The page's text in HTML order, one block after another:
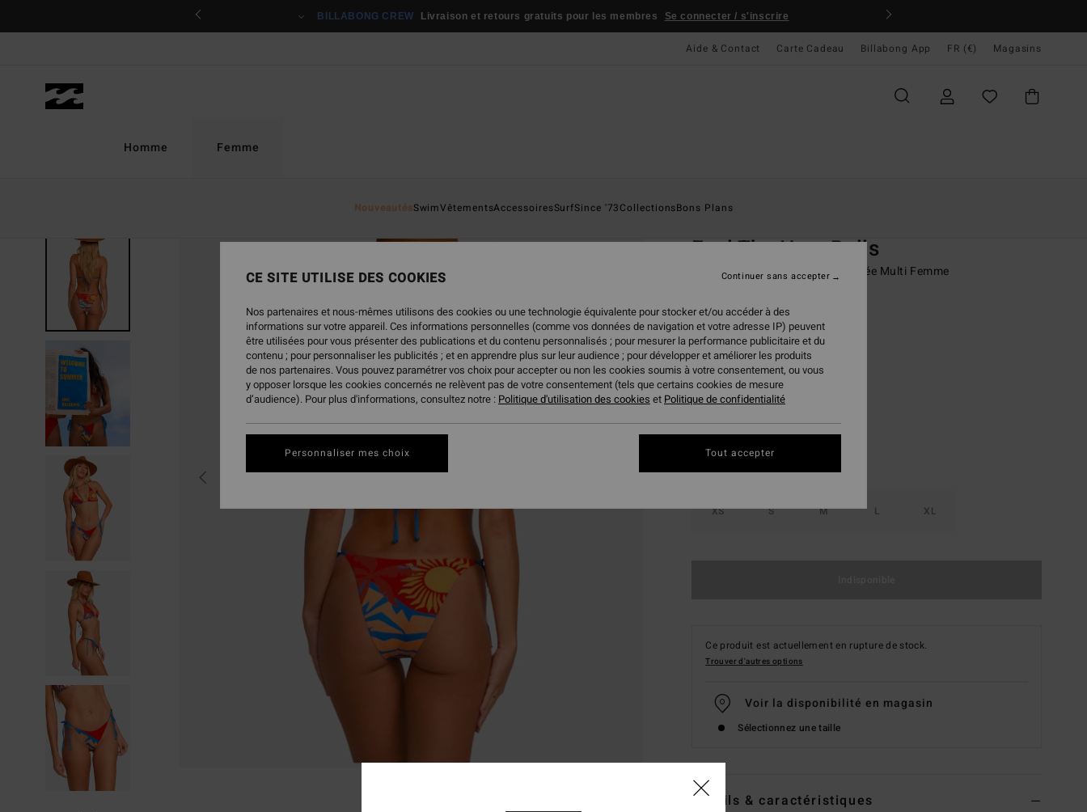
BILLABONG CREW Livraison et retours gratuits pour les membres Se connecter / s'inscrire
Aide & Contact Carte Cadeau Billabong App FR (€) Magasins
Homme Femme
NouveautésSwimVêtementsAccessoiresSurfSince '73CollectionsBons Plans
Feel The Heat Bells
Bas de bikini couvrance échancrée Multi Femme
ECO-BONUS
39,95 €
CouleurMulti
XS S M L XL
Ce produit est actuellement en rupture de stock.
Trouver d'autres options
Voir la disponibilité en magasin
Sélectionnez une taille
Details & caractéristiques
CE SITE UTILISE DES COOKIES
Nos partenaires et nous-mêmes utilisons des cookies ou une technologie équivalente pour stocker et/ou accéder à des
informations sur votre appareil. Ces informations personnelles (comme vos données de navigation et votre adresse IP) peuvent
être utilisées pour vous présenter des publications et du contenu personnalisés ; pour mesurer la performance publicitaire et du
contenu ; pour personnaliser les publicités ; et en apprendre plus sur leur audience ; pour développer et améliorer les produits
de nos partenaires. Vous pouvez paramétrer vos choix pour accepter ou non les cookies soumis à votre consentement, ou vous
y opposer lorsque les cookies concernés ne relèvent pas de votre consentement (tels que certains cookies de mesure
d’audience). Pour plus d'informations, consultez notre : Politique d'utilisation des cookies et Politique de confidentialité
Personnaliser mes choix
Continuer sans accepter
Tout accepter